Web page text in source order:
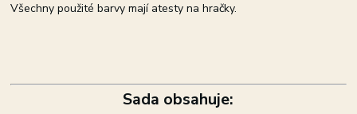
Všechny použité barvy mají atesty na hračky.
Sada obsahuje: